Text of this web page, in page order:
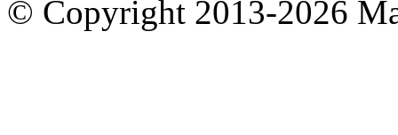
© Copyright 2013-2026